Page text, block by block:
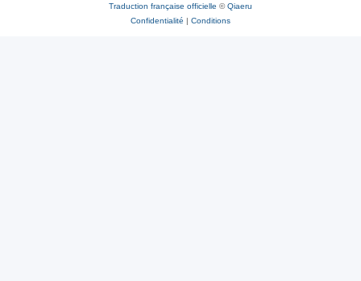
Traduction française officielle ©Qiaeru
Confidentialité | Conditions